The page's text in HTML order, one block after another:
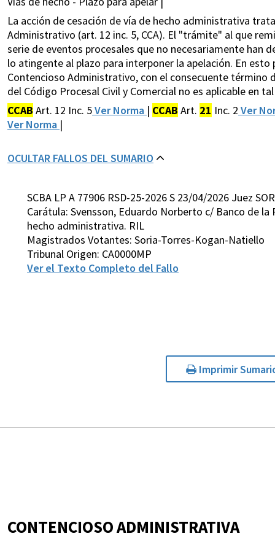
La acción de cesación de vía de hecho administrativa
Administrativo (art. 12 inc. 5, CCA). El "trámite" al que
serie de eventos procesales que no necesariamente han
lo atingente al plazo para interponer la apelación. En
Contencioso Administrativo, con el consecuente término
del Código Procesal Civil y Comercial no es aplicable en
CCAB Art. 12 Inc. 5Ver Norma | CCAB Art. 21 Inc. 2 Ver
Ver Norma |
OCULTAR FALLOS DEL SUMARIO
SCBA LP A 77906 RSD-25-2026 S 23/04/2026 Juez
Carátula: Svensson, Eduardo Norberto c/ Banco de
hecho administrativa. RIL
Magistrados Votantes: Soria-Torres-Kogan-Natiello
Tribunal Origen: CA0000MP
Ver el Texto Completo del Fallo
Imprimir
CONTENCIOSO ADMINISTRATIVA